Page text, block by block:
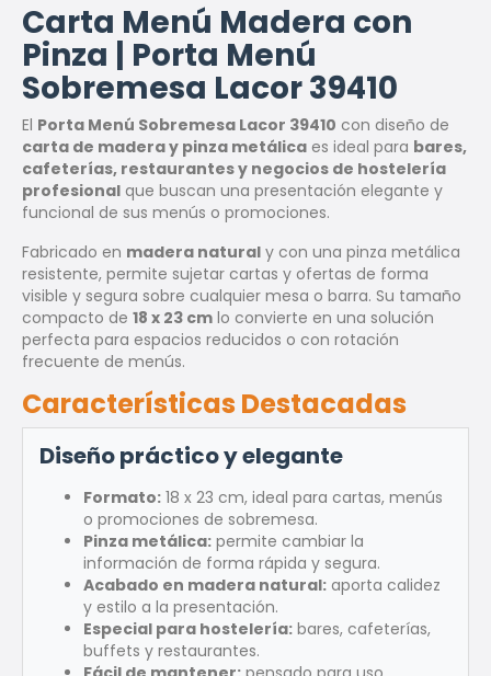
Carta Menú Madera con
Pinza | Porta Menú
Sobremesa Lacor 39410
El Porta Menú Sobremesa Lacor 39410 con diseño de
carta de madera y pinza metálica es ideal para bares,
cafeterías, restaurantes y negocios de hostelería
profesional que buscan una presentación elegante y
funcional de sus menús o promociones.
Fabricado en madera natural y con una pinza metálica
resistente, permite sujetar cartas y ofertas de forma
visible y segura sobre cualquier mesa o barra. Su tamaño
compacto de 18 x 23 cm lo convierte en una solución
perfecta para espacios reducidos o con rotación
frecuente de menús.
Características Destacadas
Diseño práctico y elegante
Formato: 18 x 23 cm, ideal para cartas, menús
o promociones de sobremesa.
Pinza metálica: permite cambiar la
información de forma rápida y segura.
Acabado en madera natural: aporta calidez
y estilo a la presentación.
Especial para hostelería: bares, cafeterías,
buffets y restaurantes.